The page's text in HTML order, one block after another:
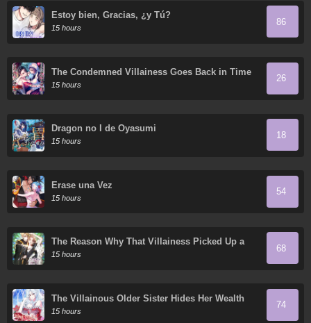
Estoy bien, Gracias, ¿y Tú?
15 hours
86
The Condemned Villainess Goes Back in Time
and Aims to Become the Ultimate Villain
15 hours
26
Dragon no I de Oyasumi
15 hours
18
Érase una Vez
15 hours
54
The Reason Why That Villainess Picked Up a
Sword
15 hours
68
The Villainous Older Sister Hides Her Wealth
15 hours
74